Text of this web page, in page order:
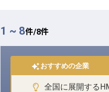
1 ~ 8件/8件
おすすめの企業
全国に展開する